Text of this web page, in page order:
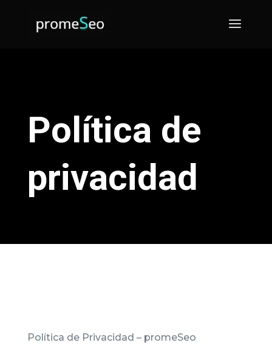
Política de
privacidad
Política de Privacidad – promeSeo